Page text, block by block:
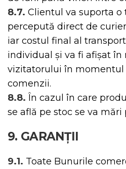
8.7. Clientul va suporta
percepută direct de
iar costul final al
individual și va fi afișat
vizitatorului în momentul
comenzii.
8.8. În cazul în care
se află pe stoc se va mări
9. GARANȚII
9.1. Toate Bunurile